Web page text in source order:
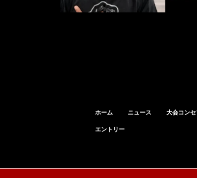
ホーム ニュース 大会コンセ
エントリー